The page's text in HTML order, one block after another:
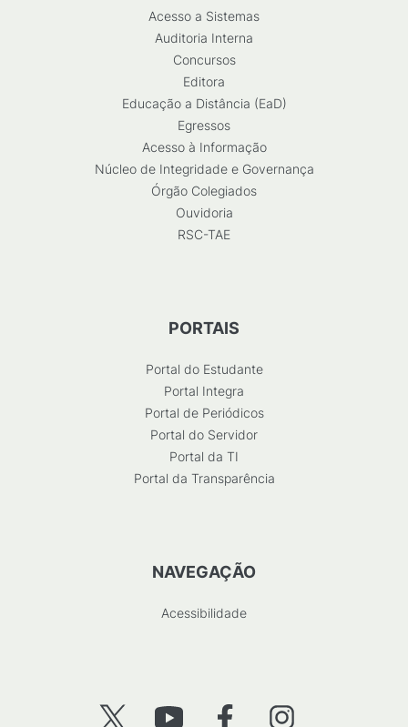
Acesso a Sistemas
Auditoria Interna
Concursos
Editora
Educação a Distância (EaD)
Egressos
Acesso à Informação
Núcleo de Integridade e Governança
Órgão Colegiados
Ouvidoria
RSC-TAE
PORTAIS
Portal do Estudante
Portal Integra
Portal de Periódicos
Portal do Servidor
Portal da TI
Portal da Transparência
NAVEGAÇÃO
Acessibilidade